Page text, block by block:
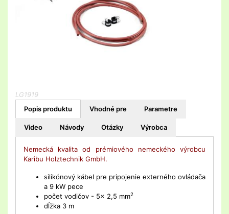
LG1919
Popis produktu Vhodné pre Parametre
Video Návody Otázky Výrobca
Nemecká kvalita od prémiového nemeckého výrobcu
Karibu Holztechnik GmbH.
silikónový kábel pre pripojenie externého ovládača
a 9 kW pece
počet vodičov - 5x 2,5 mm2
dĺžka 3 m